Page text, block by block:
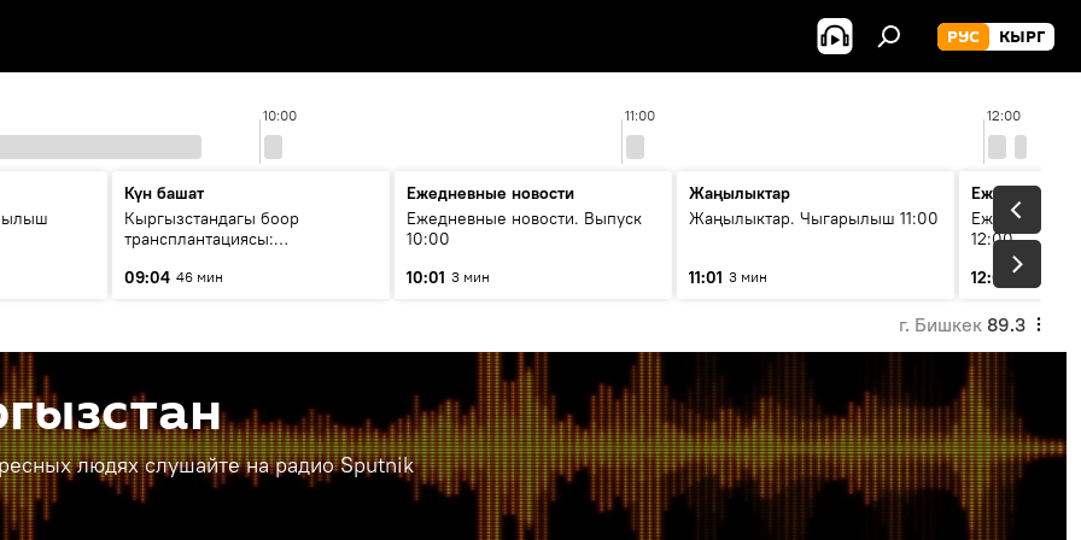
РУС КЫРГ
10:00 11:00 12:00
Күн башат
Кыргызстандагы боор
трансплантациясы:
келечеги
09:04 46 мин
Ежедневные новости
Ежедневные новости. Выпуск
10:00
10:01 3 мин
Жаңылыктар
Жаңылыктар. Чыгарылыш 11:00
11:01 3 мин
Ежедневные
Ежедневные
12:00
12:01
3 мин
г. Бишкек 89.3
людях слушайте на радио Sputnik